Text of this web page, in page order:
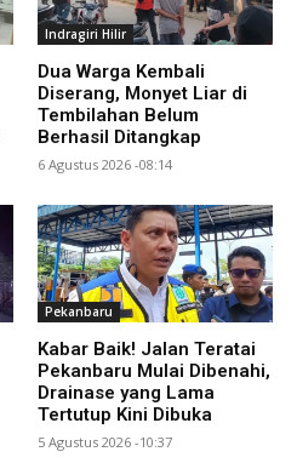
Indragiri Hilir
Dua Warga Kembali
Diserang, Monyet Liar di
Tembilahan Belum
Berhasil Ditangkap
6 Agustus 2026 -08:14
Pekanbaru
Kabar Baik! Jalan Teratai
Pekanbaru Mulai Dibenahi,
Drainase yang Lama
Tertutup Kini Dibuka
5 Agustus 2026 -10:37